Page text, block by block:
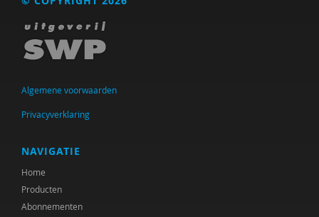
Algemene voorwaarden
Privacyverklaring
NAVIGATIE
Home
Producten
Abonnementen